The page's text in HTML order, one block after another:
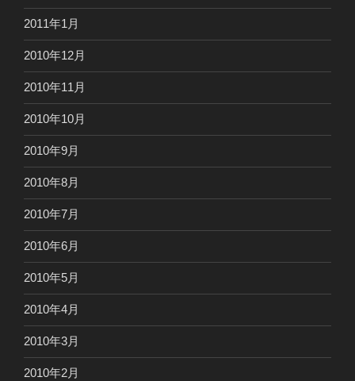
2011年1月
2010年12月
2010年11月
2010年10月
2010年9月
2010年8月
2010年7月
2010年6月
2010年5月
2010年4月
2010年3月
2010年2月